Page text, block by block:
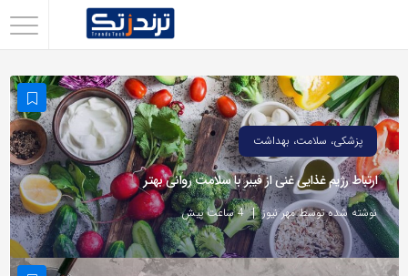
با
استفاده
از
روش‌های
زیر
می‌توانید
این
پزشکی، سلامت، بهداشت
ارتباط رژیم غذایی غنی از فیبر با سلامت روانی بهتر
نوشته شده توسط مهر نیوز 4 ساعت پیش